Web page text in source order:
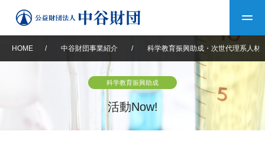
中谷財団について
HOME / 中谷財団事業紹介 / 科学教育振興助成・次世代理系人材
科学教育振興助成
活動Now!